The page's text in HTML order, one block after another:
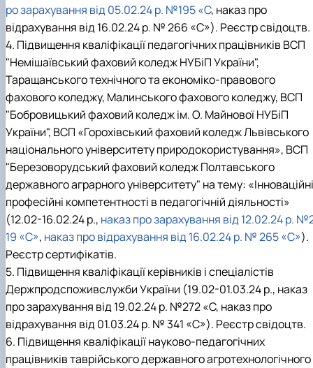
(MOOCs)
SEB-2025
University Research Services Catalogue
LearningFaculty of Design and Engineering
Faculty of Economics
Faculty of Food Science, Nutrition and
Management
Faculty of Humanities and Pedagogy
Faculty of Information Technologies
Faculty of Land Management
Faculty of Law
Faculty of Veterinary Medicine
Mechanical and Technological Faculty
Faculty of Plant Protection, Biotechnology
Ecology
Farm named after O.V. Muzychenko
Educational and Research Farm «Vorzel»
Science
Research Institute of Forestry and
Horticulture
Research Institute of Technology and
Animal Products
Research and Design Institute of
Standardisation and Technologies of Eco-Safe
Organic Products
Ukrainian Laboratory of Quality and Safety of
Agricultural Products
Ukrainian Research Institute of Agricultural
Radiology
Architecture and Design
Berezhany Agrotechnical Institute
Berezhany Professional College
Bobrovytsia Professional College named after
Mainova
Boyarka College of Ecology and Natural
Resources
Crimean Agro-Industrial College
Crimean Technical College of Land
and Agricultural Mechanisation
Irpin Professional College
Mukachevo Professional College
Nemishaieve Professional College
Nizhyn Agrotechnical Institute
Nizhyn Professional College
Prybrezhne Agrarian College
Rivne Professional College
Zalishchyky Professional College named after
Ye. Khraplivyi
International Students Office
ро зарахування від 05.02.24 р. №195 «С, наказ про
відрахування від 16.02.24 р. № 266 «С»). Реєстр свідоцтв.
4. Підвищення кваліфікації педагогічних працівників ВСП
"Немішаївський фаховий коледж НУБіП України",
Таращанського технічного та економіко-правового
фахового коледжу, Малинського фахового коледжу, ВСП
"Бобровицький фаховий коледж ім. О. Майнової НУБіП
України", ВСП «Горохівський фаховий коледж Львівського
національного університету природокористування», ВСП
"Березоворудський фаховий коледж Полтавського
державного аграрного університету" на тему: «Інноваційні
професійні компетентності в педагогічній діяльності»
(12.02-16.02.24 р., наказ про зарахування від 12.02.24 р.
19 «С», наказ про відрахування від 16.02.24 р. № 265 «С»).
Реєстр сертифікатів.
5. Підвищення кваліфікації керівників і спеціалістів
Держпродспоживслужби України (19.02-01.03.24 р., наказ
про зарахування від 19.02.24 р. №272 «С, наказ про
відрахування від 01.03.24 р. № 341 «С»). Реєстр свідоцтв.
6. Підвищення кваліфікації науково-педагогічних
працівників таврійського державного агротехнологічного